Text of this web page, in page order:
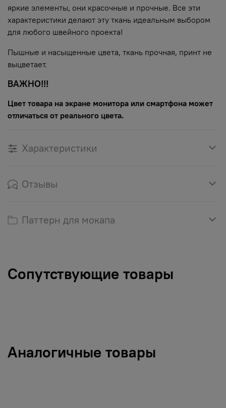
яркие элементы, они красочные и прочные. Все эти
характеристики делают эту ткань идеальным выбором
для любого швейного проекта!
Пышные и насыщенные цвета, ткань прочная, принт не
выцветает.
ВАЖНО!!!
Цвет товара на экране монитора или смартфона может
отличаться от реального цвета.
Характеристики
Отзывы
Паттерн для мокапа
Сопутствующие товары
Аналогичные товары